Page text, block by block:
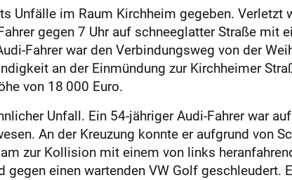
Unfälle im Raum Kirchheim gegeben. Verletzt
gegen 7 Uhr auf schneeglatter Straße mit
Fahrer war den Verbindungsweg von der
an der Einmündung zur Kirchheimer
von 18 000 Euro.
Unfall. Ein 54-jähriger Audi-Fahrer war
An der Kreuzung konnte er aufgrund von
zur Kollision mit einem von links
einen wartenden VW Golf geschleudert.